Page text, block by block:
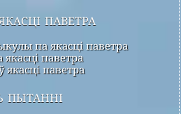
паветра
па якасці паветра
паветра
якасці паветра
пытанні